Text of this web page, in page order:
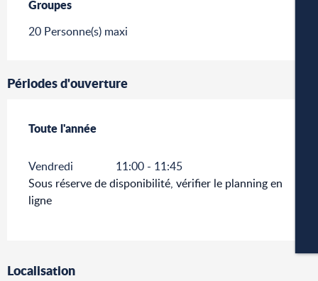
Groupes
Groupes
20 Personne(s) maxi
Périodes d'ouverture
Toute l'année
Toute l'année
Vendredi
11:00 - 11:45
Sous réserve de disponibilité, vérifier le planning en
ligne
Localisation